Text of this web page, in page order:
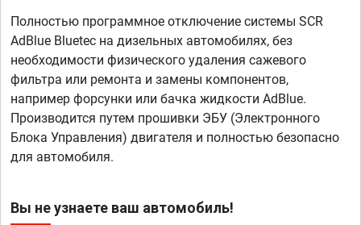
Полностью программное отключение системы SCR
AdBlue Bluetec на дизельных автомобилях, без
необходимости физического удаления сажевого
фильтра или ремонта и замены компонентов,
например форсунки или бачка жидкости AdBlue.
Производится путем прошивки ЭБУ (Электронного
Блока Управления) двигателя и полностью безопасно
для автомобиля.
Вы не узнаете ваш автомобиль!